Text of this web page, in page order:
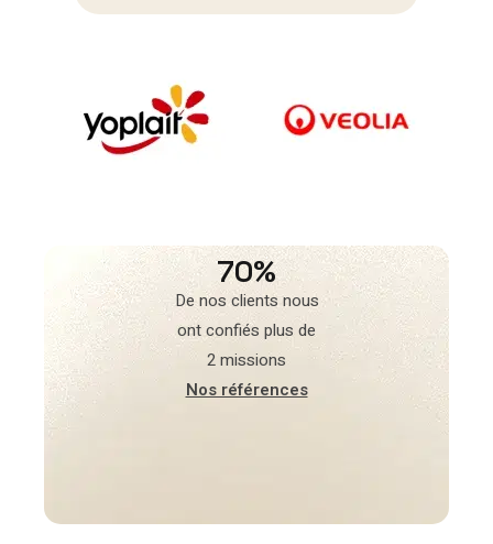
70%
De nos clients nous
ont confiés plus de
2 missions
Nos références